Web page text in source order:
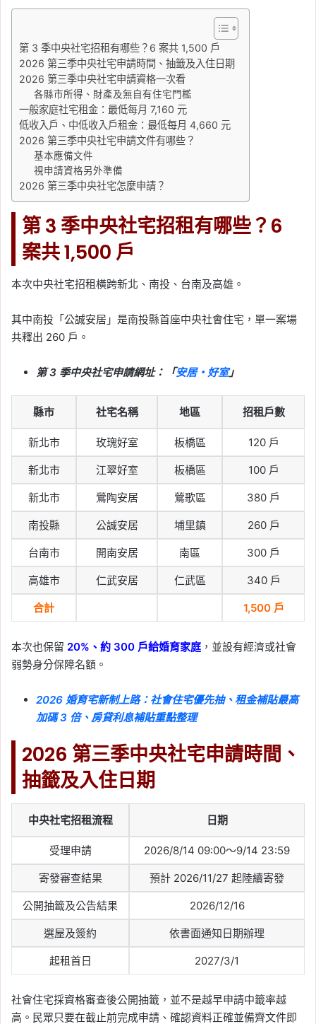
第 3 季中央社宅招租有哪些？6 案共 1,500 戶
2026 第三季中央社宅申請時間、抽籤及入住日期
2026 第三季中央社宅申請資格一次看
各縣市所得、財產及無自有住宅門檻
一般家庭社宅租金：最低每月 7,160 元
低收入戶、中低收入戶租金：最低每月 4,660 元
2026 第三季中央社宅申請文件有哪些？
基本應備文件
視申請資格另外準備
2026 第三季中央社宅怎麼申請？
第 3 季中央社宅招租有哪些？6
案共 1,500 戶
本次中央社宅招租橫跨新北、南投、台南及高雄。
其中南投「公誠安居」是南投縣首座中央社會住宅，單一案場
共釋出 260 戶。
第 3 季中央社宅申請網址：「安居・好室」
縣市 社宅名稱 地區 招租戶數
新北市 玫瑰好室 板橋區 120 戶
新北市 江翠好室 板橋區 100 戶
新北市 鶯陶安居 鶯歌區 380 戶
南投縣 公誠安居 埔里鎮 260 戶
台南市 開南安居 南區 300 戶
高雄市 仁武安居 仁武區 340 戶
合計 1,500 戶
本次也保留 20%、約 300 戶給婚育家庭 ，並設有經濟或社會
弱勢身分保障名額。
2026 婚育宅新制上路：社會住宅優先抽、租金補貼最高
加碼 3 倍、房貸利息補貼重點整理
2026 第三季中央社宅申請時間、
抽籤及入住日期
中央社宅招租流程 日期
受理申請 2026/8/14 09:00～9/14 23:59
寄發審查結果 預計 2026/11/27 起陸續寄發
公開抽籤及公告結果 2026/12/16
選屋及簽約 依書面通知日期辦理
起租首日 2027/3/1
社會住宅採資格審查後公開抽籤，並不是越早申請中籤率越
高。民眾只要在截止前完成申請、確認資料正確並備齊文件即